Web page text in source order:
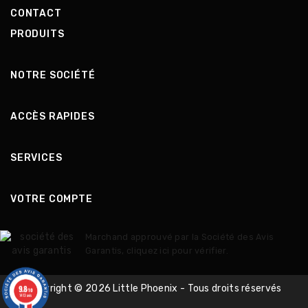
CONTACT
PRODUITS
NOTRE SOCIÉTÉ
ACCÈS RAPIDES
SERVICES
VOTRE COMPTE
Marchand approuvé par la Société des Avis
Garantis, cliquez ici pour vérifier.
Copyright © 2026 Little Phoenix - Tous droits réservés
9.8/10
1413 avis